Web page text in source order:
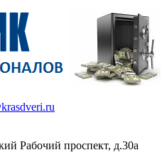
Рабочий проспект, д.30а